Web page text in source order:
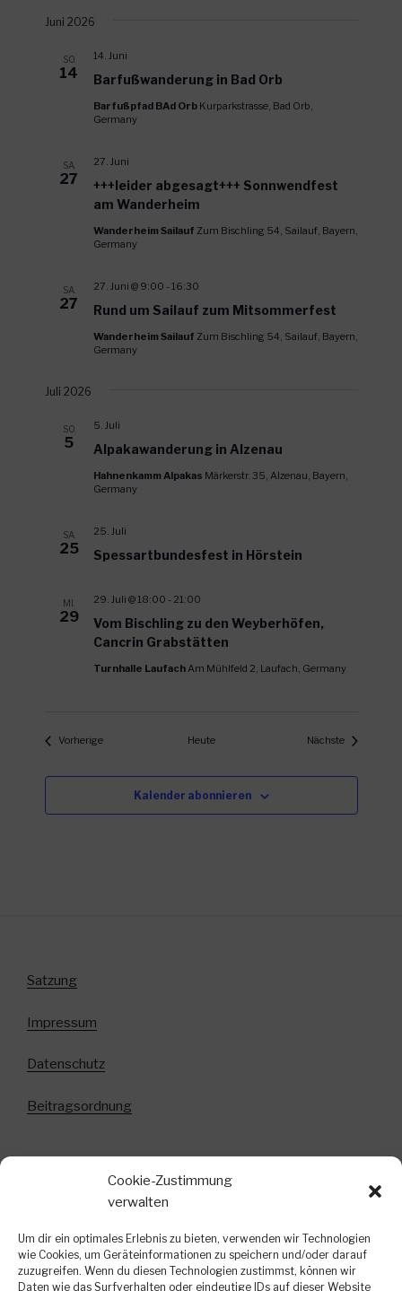
Cookie-Zustimmung
verwalten
Um dir ein optimales Erlebnis zu bieten, verwenden wir Technologien
wie Cookies, um Geräteinformationen zu speichern und/oder darauf
zuzugreifen. Wenn du diesen Technologien zustimmst, können wir
Daten wie das Surfverhalten oder eindeutige IDs auf dieser Website
Juni 2026
SO.
14 Barfußwanderung in Bad Orb
14. Juni
Barfußpfad BAd Orb Kurparkstrasse, Bad Orb,
Germany
SA.
27
+++leider abgesagt+++ Sonnwendfest
am Wanderheim
27. Juni
Wanderheim Sailauf Zum Bischling 54, Sailauf, Bayern,
Germany
SA.
27 Rund um Sailauf zum Mitsommerfest
27. Juni @ 9:00 -16:30
Wanderheim Sailauf Zum Bischling 54, Sailauf, Bayern,
Germany
Juli 2026
SO.
5 Alpakawanderung in Alzenau
5. Juli
Hahnenkamm Alpakas Märkerstr. 35, Alzenau, Bayern,
Germany
SA.
25 Spessartbundesfest in Hörstein
25. Juli
MI.
29
Vom Bischling zu den Weyberhöfen,
Cancrin Grabstätten
29. Juli @ 18:00 - 21:00
Turnhalle LaufachAm Mühlfeld 2, Laufach, Germany
VorherigeVeranstaltungen Heute Nächste
Kalender abonnieren
Satzung
Impressum
Datenschutz
Beitragsordnung
Anmeldung zum Newsletter!
In diesem Newsletter informieren wir über
bevorstehende Veranstaltungen, kurzfristige
Terminänderungen und weitere interessante